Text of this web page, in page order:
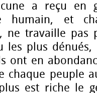
a reçu en
humain, et
ne travaille pas
plus dénués,
ont en
chaque peuple
est riche le